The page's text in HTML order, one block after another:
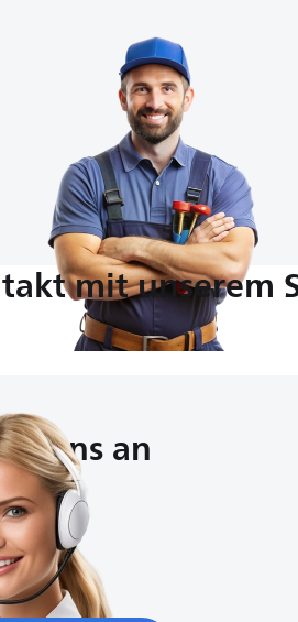
mit unserem
uns an